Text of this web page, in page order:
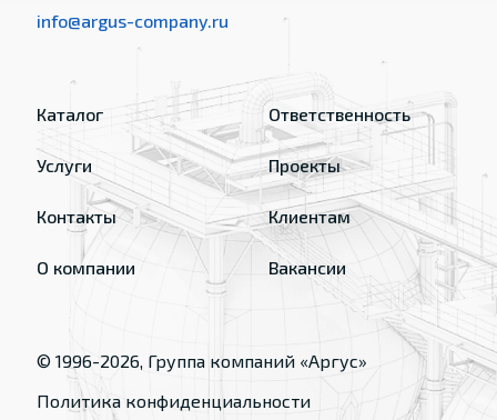
info@argus-company.ru
Каталог
Услуги
Контакты
О компании
Ответственность
Проекты
Клиентам
Вакансии
© 1996-2026, Группа компаний «Аргус»
Политика конфиденциальности